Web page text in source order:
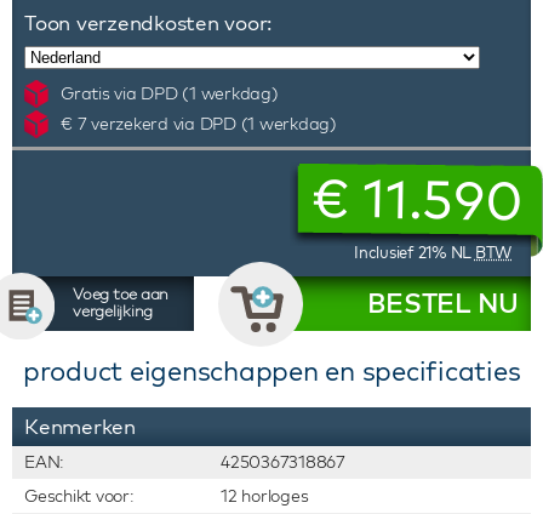
Toon verzendkosten voor:
Gratis via DPD (1 werkdag)
€ 7 verzekerd via DPD (1 werkdag)
€ 11.590
Inclusief 21% NL BTW
Voeg toe aan
vergelijking
BESTEL NU
product eigenschappen en specificaties
Kenmerken
EAN:
4250367318867
Geschikt voor:
12 horloges